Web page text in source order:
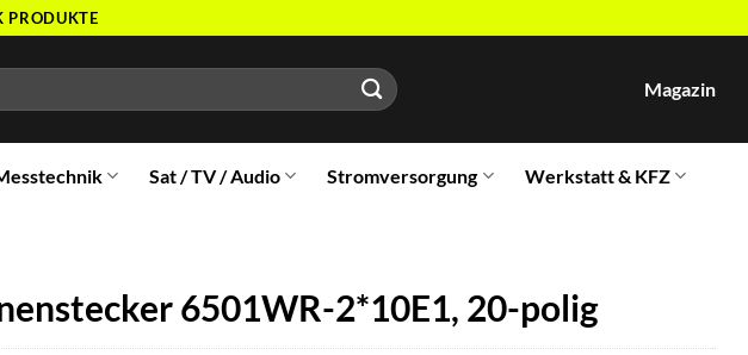
PRODUKTE
Magazin
Sat / TV / Audio Stromversorgung Werkstatt & KFZ
6501WR-2*10E1, 20-polig